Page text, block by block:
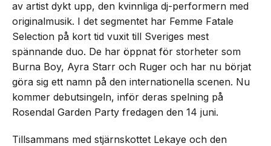
av artist dykt upp, den kvinnliga dj-performern med
originalmusik. I det segmentet har Femme Fatale
Selection på kort tid vuxit till Sveriges mest
spännande duo. De har öppnat för storheter som
Burna Boy, Ayra Starr och Ruger och har nu börjat
göra sig ett namn på den internationella scenen. Nu
kommer debutsingeln, inför deras spelning på
Rosendal Garden Party fredagen den 14 juni.
Tillsammans med stjärnskottet Lekaye och den